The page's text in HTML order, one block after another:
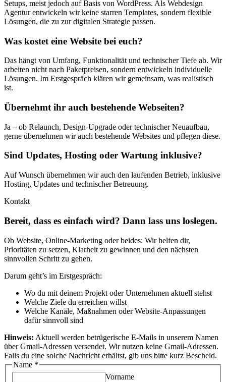
Setups, meist jedoch auf Basis von WordPress. Als Webdesign
Agentur entwickeln wir keine starren Templates, sondern flexible
Lösungen, die zu zur digitalen Strategie passen.
Was kostet eine Website bei euch?
Das hängt von Umfang, Funktionalität und technischer Tiefe ab. Wir
arbeiten nicht nach Paketpreisen, sondern entwickeln individuelle
Lösungen. Im Erstgespräch klären wir gemeinsam, was realistisch
ist.
Übernehmt ihr auch bestehende Webseiten?
Ja – ob Relaunch, Design-Upgrade oder technischer Neuaufbau,
gerne übernehmen wir auch bestehende Websites und pflegen diese.
Sind Updates, Hosting oder Wartung inklusive?
Auf Wunsch übernehmen wir auch den laufenden Betrieb, inklusive
Hosting, Updates und technischer Betreuung.
Kontakt
Bereit, dass es einfach wird? Dann lass uns loslegen.
Ob Website, Online-Marketing oder beides: Wir helfen dir,
Prioritäten zu setzen, Klarheit zu gewinnen und den nächsten
sinnvollen Schritt zu gehen.
Darum geht’s im Erstgespräch:
Wo du mit deinem Projekt oder Unternehmen aktuell stehst
Welche Ziele du erreichen willst
Welche Kanäle, Maßnahmen oder Website-Anpassungen
dafür sinnvoll sind
Hinweis: Aktuell werden betrügerische E-Mails in unserem Namen
über Gmail-Adressen versendet. Wir nutzen keine Gmail-Adressen.
Falls du eine solche Nachricht erhältst, gib uns bitte kurz Bescheid.
Name *
Vorname